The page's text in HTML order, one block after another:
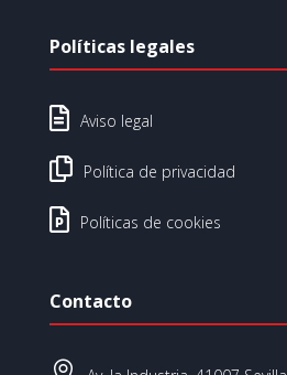
Políticas legales
 Aviso legal
 Política de privacidad
 Políticas de cookies
Contacto